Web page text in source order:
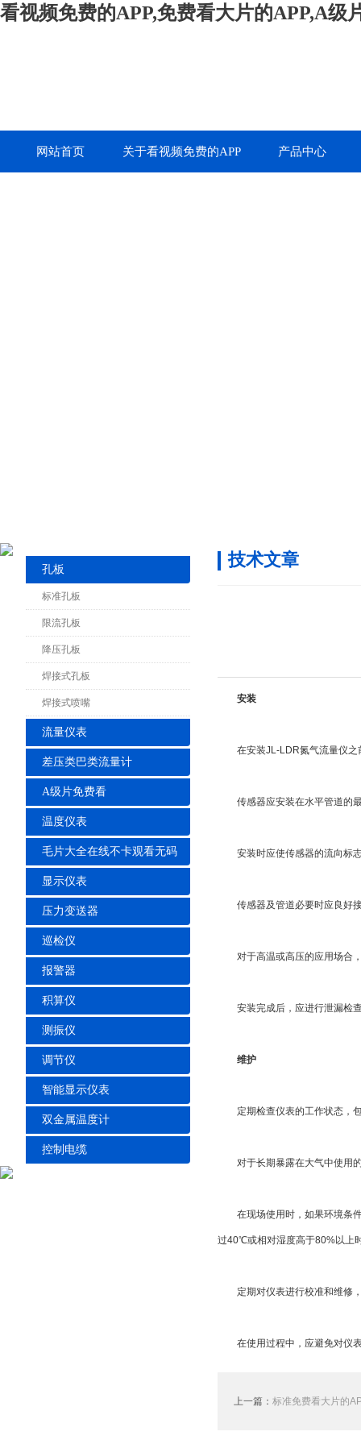
看视频免费的APP,免费看大片的APP,A级
网站首页 关于看视频免费的APP 产品中心
孔板
标准孔板
限流孔板
降压孔板
焊接式孔板
焊接式喷嘴
流量仪表
差压类巴类流量计
A级片免费看
温度仪表
毛片大全在线不卡观看无码
显示仪表
压力变送器
巡检仪
报警器
积算仪
测振仪
调节仪
智能显示仪表
双金属温度计
控制电缆
技术文章
安装
在安装JL-LDR氮气流量仪之前
传感器应安装在水平管道的最高
安装时应使传感器的流向标志与
传感器及管道必要时应良好接地
对于高温或高压的应用场合，
安装完成后，应进行泄漏检查
维护
定期检查仪表的工作状态，包
对于长期暴露在大气中使用的传
在现场使用时，如果环境条件恶
过40℃或相对湿度高于80%以上时
定期对仪表进行校准和维修，
在使用过程中，应避免对仪表进
上一篇： 标准免费看大片的